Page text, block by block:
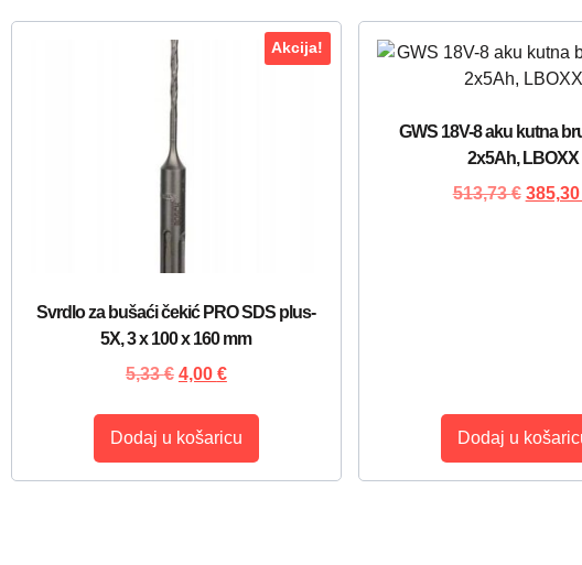
Akcija!
Svrdlo za bušaći čekić PRO SDS plus-
5X, 3 x 100 x 160 mm
5,33€ 4,00 €
Dodaj u košaricu
GWS 18V-8 aku kutna
2x5Ah, LBOXX
513,73€ 385,30
Dodaj u